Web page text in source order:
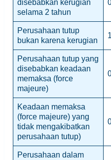
disebabkan kerugian
selama 2 tahun
Perusahaan tutup
bukan karena kerugian
Perusahaan tutup yang
disebabkan keadaan
memaksa (force
majeure)
Keadaan memaksa
(force majeure) yang
tidak mengakibatkan
perusahaan tutup)
Perusahaan dalam